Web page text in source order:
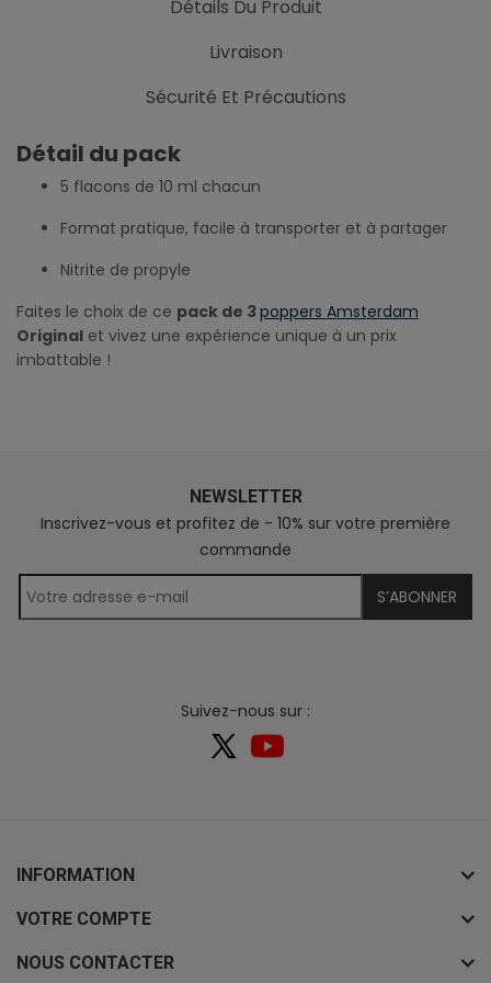
Détails Du Produit
Livraison
Sécurité Et Précautions
Détail du pack
5 flacons de 10 ml chacun
Format pratique, facile à transporter et à partager
Nitrite de propyle
Faites le choix de ce pack de 3poppers Amsterdam
Original et vivez une expérience unique à un prix
imbattable !
NEWSLETTER
Inscrivez-vous et profitez de - 10% sur votre première
commande
S’ABONNER
Suivez-nous sur :
INFORMATION
VOTRE COMPTE
NOUS CONTACTER